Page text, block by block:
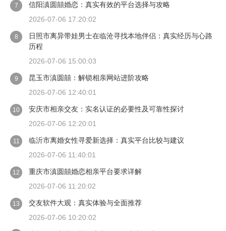
7
信阳滇圆囍婚恋：真实有效的平台选择与攻略
2026-07-06 17:20:02
8
日照市离异带娃男士在临沧寻找本地伴侣：真实经历与心路
历程
2026-07-06 15:00:03
9
昆玉市滇圆囍：解锁相亲网站进阶攻略
2026-07-06 12:40:01
10
安庆市相亲交友：实名认证的必要性及可靠性探讨
2026-07-06 12:20:01
11
临沂市离婚女性寻爱新选择：真实平台比较与建议
2026-07-06 11:40:01
12
重庆市滇圆囍婚恋相亲平台要求详解
2026-07-06 11:20:02
13
交友软件大观：真实体验与全面推荐
2026-07-06 10:20:02